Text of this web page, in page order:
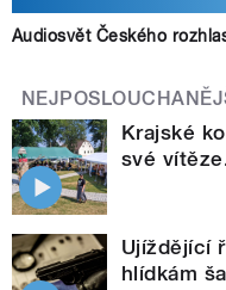
Audiosvět Českého
Krajské
své
Ujíždějící
hlídkám